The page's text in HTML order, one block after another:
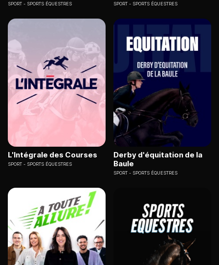
SPORT SPORTS ÉQUESTRES SPORT SPORTS ÉQUESTRES
L'Intégrale des Courses
SPORT SPORTS ÉQUESTRES
Derby d'équitation de la
Baule
SPORT SPORTS ÉQUESTRES